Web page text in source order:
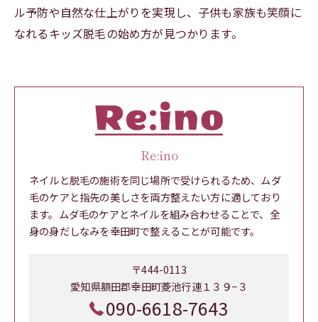
ル予防や自然な仕上がりを実現し、子供も家族も笑顔に
なれるキッズ脱毛の始め方が見つかります。
Re:ino
ネイルと脱毛の施術を同じ場所で受けられるため、ムダ
毛のケアと指先の美しさを両方整えたい方に適しており
ます。ムダ毛のケアとネイルを組み合わせることで、全
身の身だしなみを幸田町で整えることが可能です。
〒444-0113
愛知県額田郡幸田町菱池行連１３９−３
090-6618-7643